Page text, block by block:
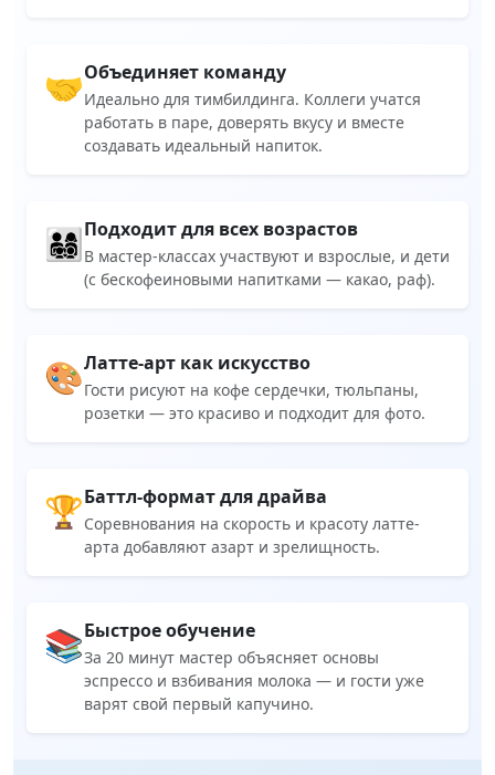
🤝Объединяет команду
Идеально для тимбилдинга. Коллеги учатся
работать в паре, доверять вкусу и вместе
создавать идеальный напиток.
👨‍👩‍👧‍👦Подходит для всех возрастов
В мастер-классах участвуют и взрослые, и дети
(с бескофеиновыми напитками — какао, раф).
🎨Латте-арт как искусство
Гости рисуют на кофе сердечки, тюльпаны,
розетки — это красиво и подходит для фото.
🏆Баттл-формат для драйва
Соревнования на скорость и красоту латте-
арта добавляют азарт и зрелищность.
📚Быстрое обучение
За 20 минут мастер объясняет основы
эспрессо и взбивания молока — и гости уже
варят свой первый капучино.